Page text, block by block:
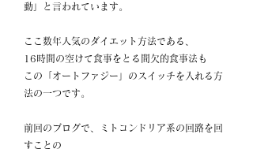
動」と言われています。
ここ数年人気のダイエット方法である、
16時間の空けて食事をとる間欠的食事法も
この「オートファジー」のスイッチを入れる方
法の一つです。
前回のブログで、ミトコンドリア系の回路を回
すことの